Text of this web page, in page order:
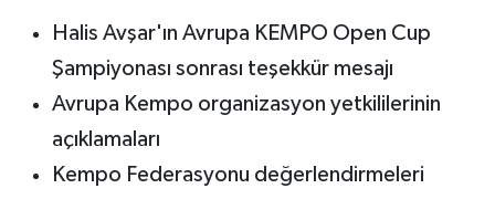
Halis Avşar'ın Avrupa KEMPO Open Cup
Şampiyonası sonrası teşekkür mesajı
Avrupa Kempo organizasyon yetkililerinin
açıklamaları
Kempo Federasyonu değerlendirmeleri